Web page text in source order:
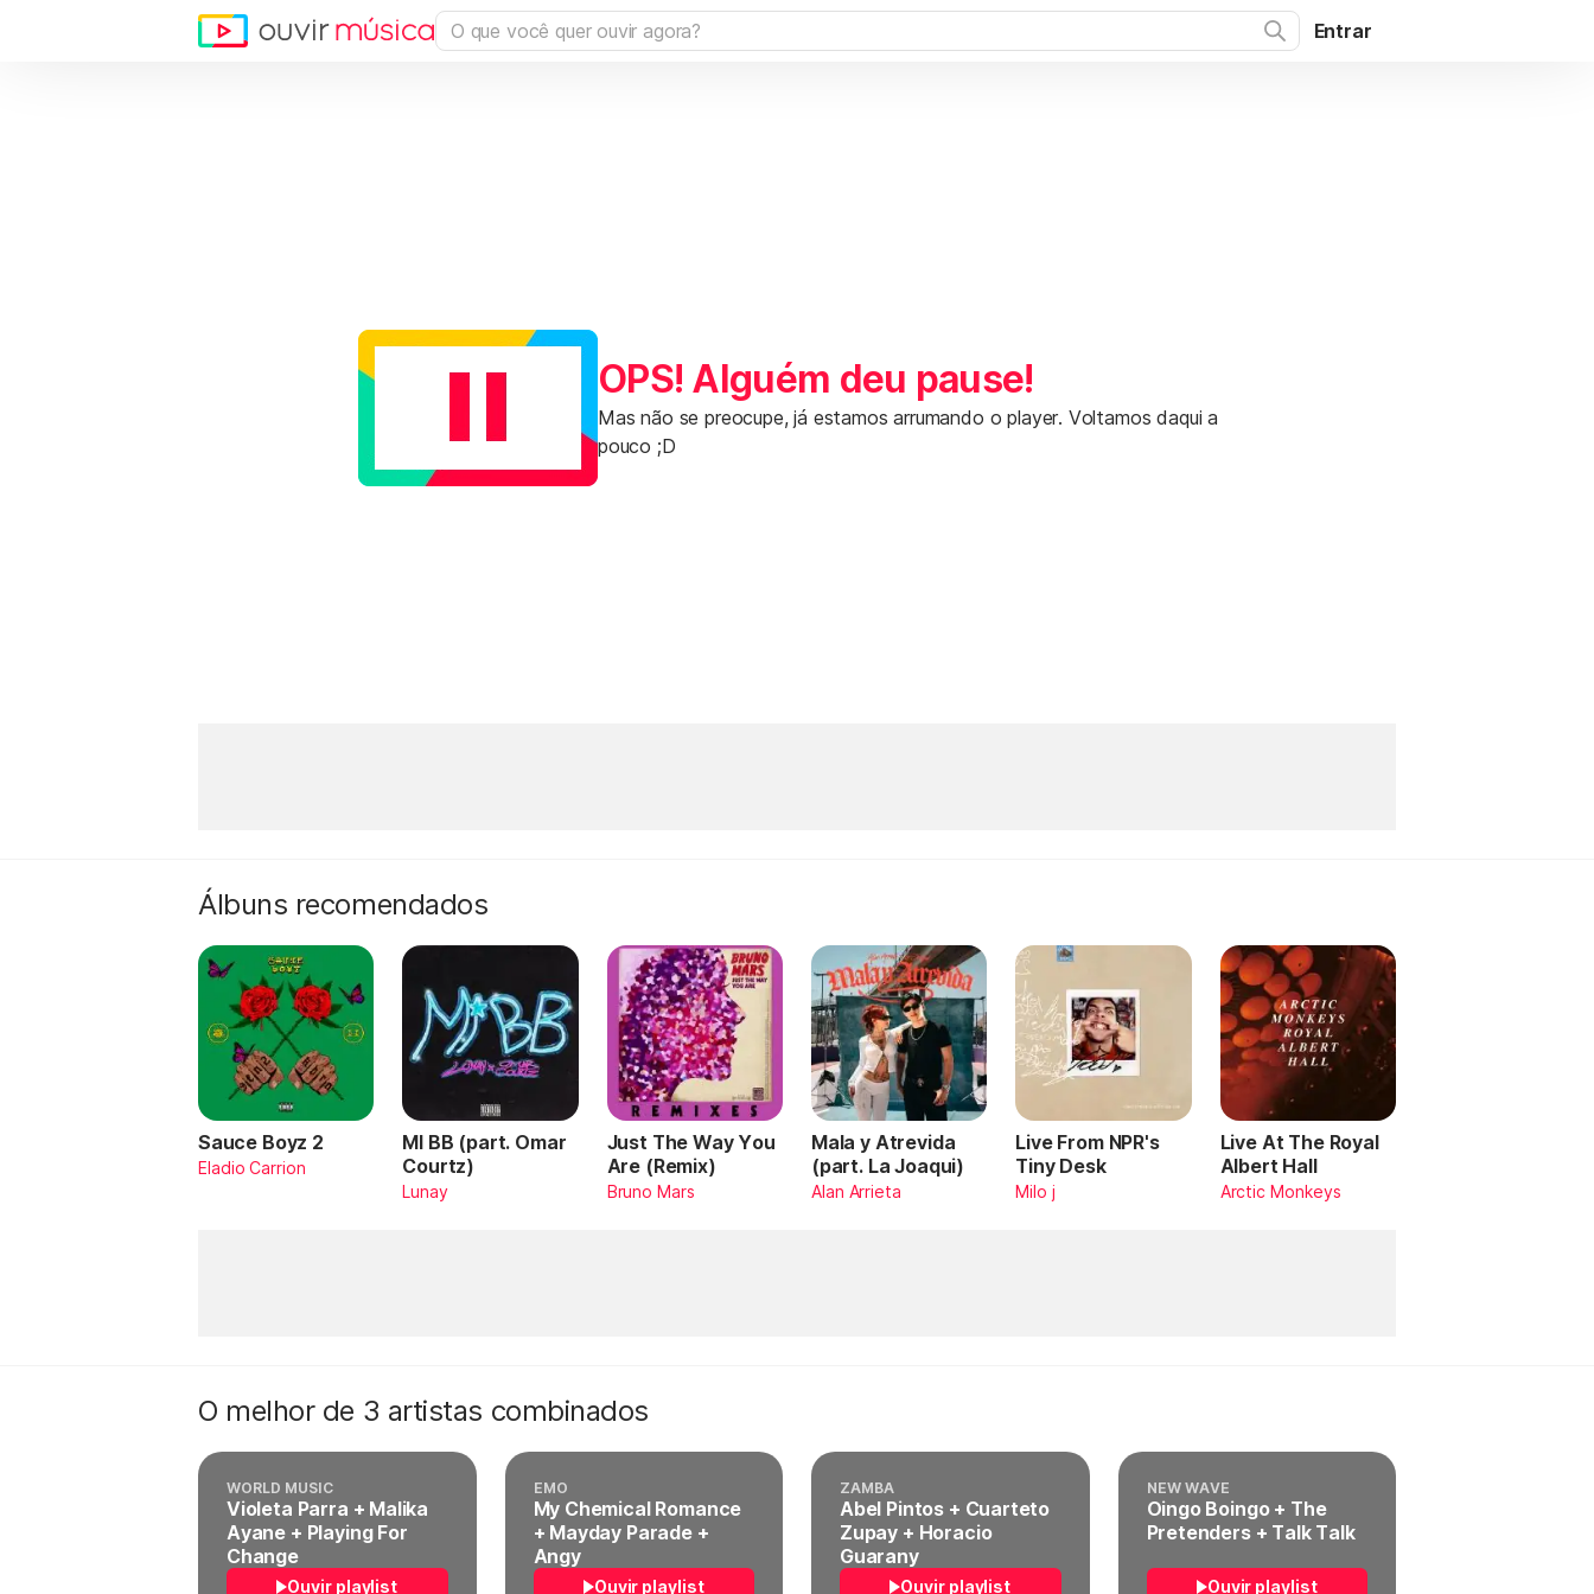
Entrar
OPS! Alguém deu pause!
Mas não se preocupe, já estamos arrumando o player. Voltamos daqui a
pouco ;D
Álbuns recomendados
Sauce Boyz 2
Eladio Carrion
MI BB (part. Omar
Courtz)
Lunay
Just The Way You
Are (Remix)
Bruno Mars
Mala y Atrevida
(part. La Joaqui)
Alan Arrieta
Live From NPR's
Tiny Desk
Milo j
Live At The Royal
Albert Hall
Arctic Monkeys
O melhor de 3 artistas combinados
WORLD MUSIC
Violeta Parra + Malika
Ayane + Playing For
Change
Ouvir playlist
EMO
My Chemical Romance
+ Mayday Parade +
Angy
Ouvir playlist
ZAMBA
Abel Pintos + Cuarteto
Zupay + Horacio
Guarany
Ouvir playlist
NEW WAVE
Oingo Boingo + The
Pretenders + Talk Talk
Ouvir playlist